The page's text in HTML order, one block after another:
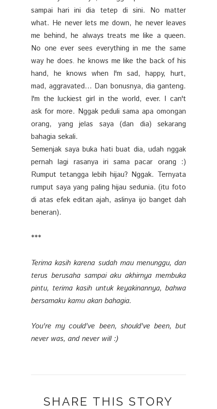
sampai hari ini dia tetep di sini. No matter
what. He never lets me down, he never leaves
me behind, he always treats me like a queen.
No one ever sees everything in me the same
way he does he knows me like the back of his
hand, he knows when I'm sad, happy, hurt,
mad, aggravated... Dan bonusnya, dia ganteng.
I'm the luckiest girl in the world, ever. I can't
ask for more. Nggak peduli sama apa omongan
orang, yang jelas saya (dan dia) sekarang
bahagia sekali.
Semenjak saya buka hati buat dia, udah nggak
pernah lagi rasanya iri sama pacar orang :)
Rumput tetangga lebih hijau? Nggak. Ternyata
rumput saya yang paling hijau sedunia. (itu foto
di atas efek editan ajah, aslinya ijo banget dah
beneran).
***
Terima kasih karena sudah mau menunggu, dan
terus berusaha sampai aku akhirnya membuka
pintu, terima kasih untuk keyakinannya, bahwa
bersamaku kamu akan bahagia.
You're my could've been, should've been, but
never was, and never will :)
SHARE THIS STORY